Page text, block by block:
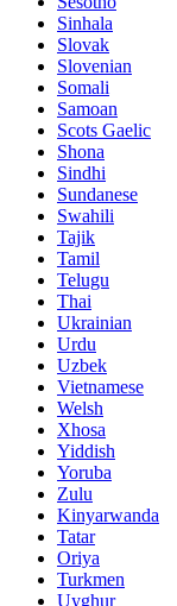
Sinhala
Slovak
Slovenian
Somali
Samoan
Scots Gaelic
Shona
Sindhi
Sundanese
Swahili
Tajik
Tamil
Telugu
Thai
Ukrainian
Urdu
Uzbek
Vietnamese
Welsh
Xhosa
Yiddish
Yoruba
Zulu
Kinyarwanda
Tatar
Oriya
Turkmen
Uyghur